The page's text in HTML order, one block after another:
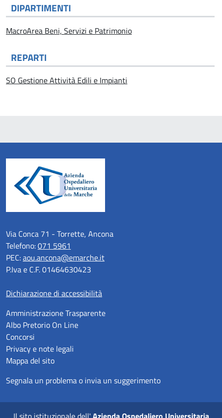
DIPARTIMENTI
MacroArea Beni, Servizi e Patrimonio
REPARTI
SO Gestione Attività Edili e Impianti
Via Conca 71 - Torrette, Ancona
Telefono:071 5961
PEC:aou.ancona@emarche.it
P.Iva e C.F. 01464630423
Dichiarazione di accessibilità
Amministrazione Trasparente
Albo Pretorio On Line
Concorsi
Privacy e note legali
Mappa del sito
Segnala un problema o invia un suggerimento